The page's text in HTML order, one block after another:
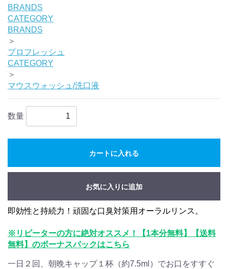
BRANDS
CATEGORY
BRANDS
＞
プロフレッシュ
CATEGORY
＞
マウスウォッシュ/洗口液
数量
カートに入れる
お気に入りに追加
即効性と持続力！頑固な口臭対策用オーラルリンス。
※リピーターの方に絶対オススメ！【1本分無料】【送料
無料】のボーナスパックはこちら
一日２回、朝晩キャップ１杯（約7.5ml）でお口をすすぐ